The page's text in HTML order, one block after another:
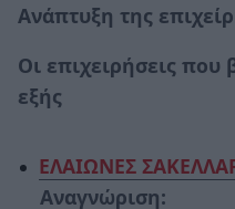
Ανάπτυξη της
Οι επιχειρήσεις που
εξής
ΕΛΑΙΩΝΕΣ
Αναγνώριση: